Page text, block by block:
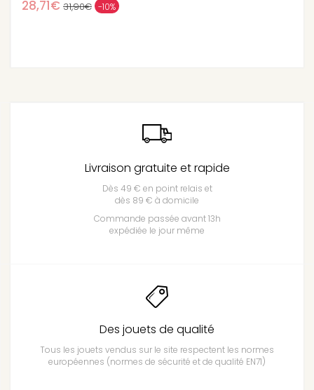
Livraison gratuite et rapide
Dès 49 € en point relais et
dès 89 € à domicile
Commande passée avant 13h
expédiée le jour même
Des jouets de qualité
Tous les jouets vendus sur le site respectent les normes
européennes (normes de sécurité et de qualité EN71)